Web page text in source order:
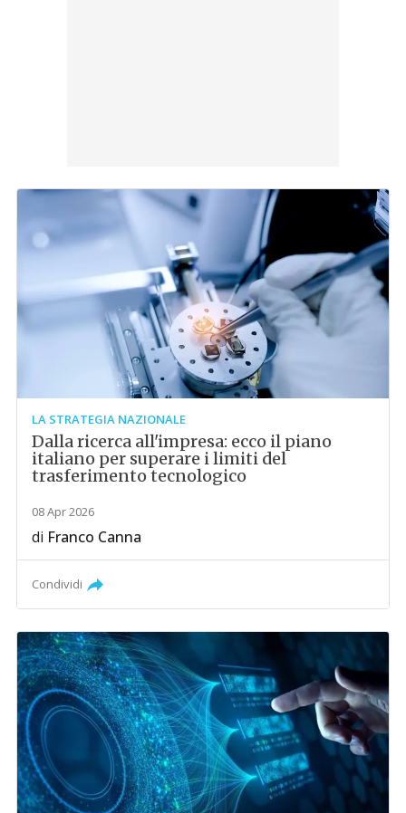
LA STRATEGIA NAZIONALE
Dalla ricerca all'impresa: ecco il piano
italiano per superare i limiti del
trasferimento tecnologico
08 Apr 2026
di Franco Canna
Condividi